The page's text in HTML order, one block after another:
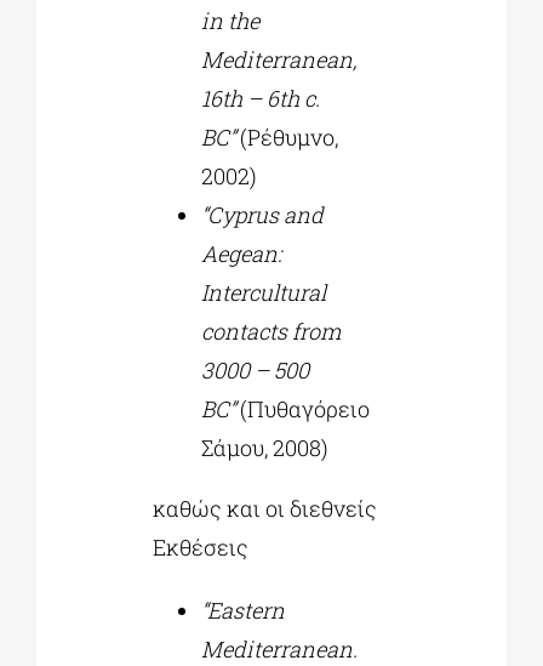
in the
Mediterranean,
16th – 6th c.
BC”(Ρέθυμνο,
2002)
“Cyprus and
Aegean:
Intercultural
contacts from
3000 – 500
BC”(Πυθαγόρειο
Σάμου, 2008)
καθώς και οι διεθνείς
Εκθέσεις
“Eastern
Mediterranean.